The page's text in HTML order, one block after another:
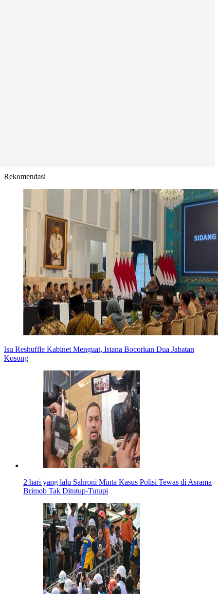
Rekomendasi
Isu Reshuffle Kabinet Menguat, Istana Bocorkan Dua Jabatan
Kosong
2 hari yang lalu Sahroni Minta Kasus Polisi Tewas di Asrama
Brimob Tak Ditutup-Tutupi